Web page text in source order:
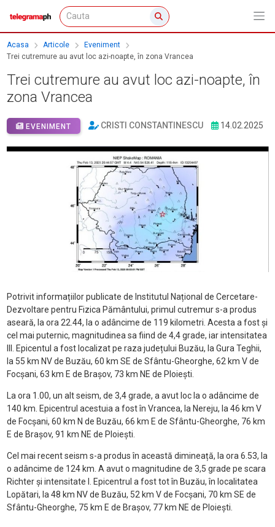
Acasa Articole
Eveniment
Trei cutremure au avut loc azi-noapte, în zona Vrancea
Trei cutremure au avut loc azi-noapte, în
zona Vrancea
EVENIMENT CRISTI CONSTANTINESCU 14.02.2025
Potrivit informațiilor publicate de Institutul Național de Cercetare-
Dezvoltare pentru Fizica Pământului, primul cutremur s-a produs
aseară, la ora 22.44, la o adâncime de 119 kilometri. Acesta a fost și
cel mai puternic, magnitudinea sa fiind de 4,4 grade, iar intensitatea
III. Epicentul a fost localizat pe raza județului Buzău, la Gura Teghii,
la 55 km NV de Buzău, 60 km SE de Sfântu-Gheorghe, 62 km V de
Focșani, 63 km E de Brașov, 73 km NE de Ploiești.
La ora 1.00, un alt seism, de 3,4 grade, a avut loc la o adâncime de
140 km. Epicentrul acestuia a fost în Vrancea, la Nereju, la 46 km V
de Focșani, 60 km N de Buzău, 66 km E de Sfântu-Gheorghe, 76 km
E de Brașov, 91 km NE de Ploiești.
Cel mai recent seism s-a produs în această dimineață, la ora 6.53, la
o adâncime de 124 km. A avut o magnitudine de 3,5 grade pe scara
Richter și intensitate I. Epicentrul a fost tot în Buzău, în localitatea
Lopătari, la 48 km NV de Buzău, 52 km V de Focșani, 70 km SE de
Sfântu-Gheorghe, 75 km E de Brașov, 77 km NE de Ploiești.